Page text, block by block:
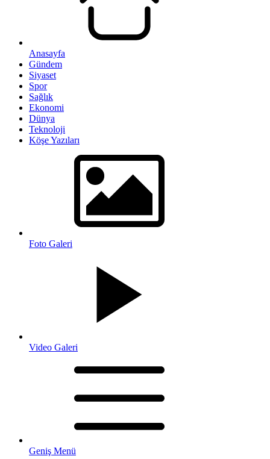
Anasayfa
Gündem
Siyaset
Spor
Sağlık
Ekonomi
Dünya
Teknoloji
Köşe Yazıları
Foto Galeri
Video Galeri
Geniş Menü